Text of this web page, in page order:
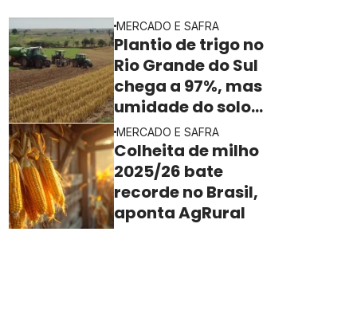
segundo o ImeaMERCADO E SAFRA
Plantio de trigo no
Rio Grande do Sul
chega a 97%, mas
umidade do solo
ainda freia o ritmo
MERCADO E SAFRA
Colheita de milho
2025/26 bate
recorde no Brasil,
aponta AgRural